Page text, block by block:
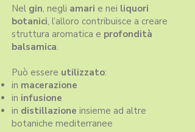
Nel gin, negli amari e nei liquori
botanici, l’alloro contribuisce a creare
struttura aromatica e profondità
balsamica.
Può essere utilizzato:
in macerazione
in infusione
in distillazione insieme ad altre
botaniche mediterranee